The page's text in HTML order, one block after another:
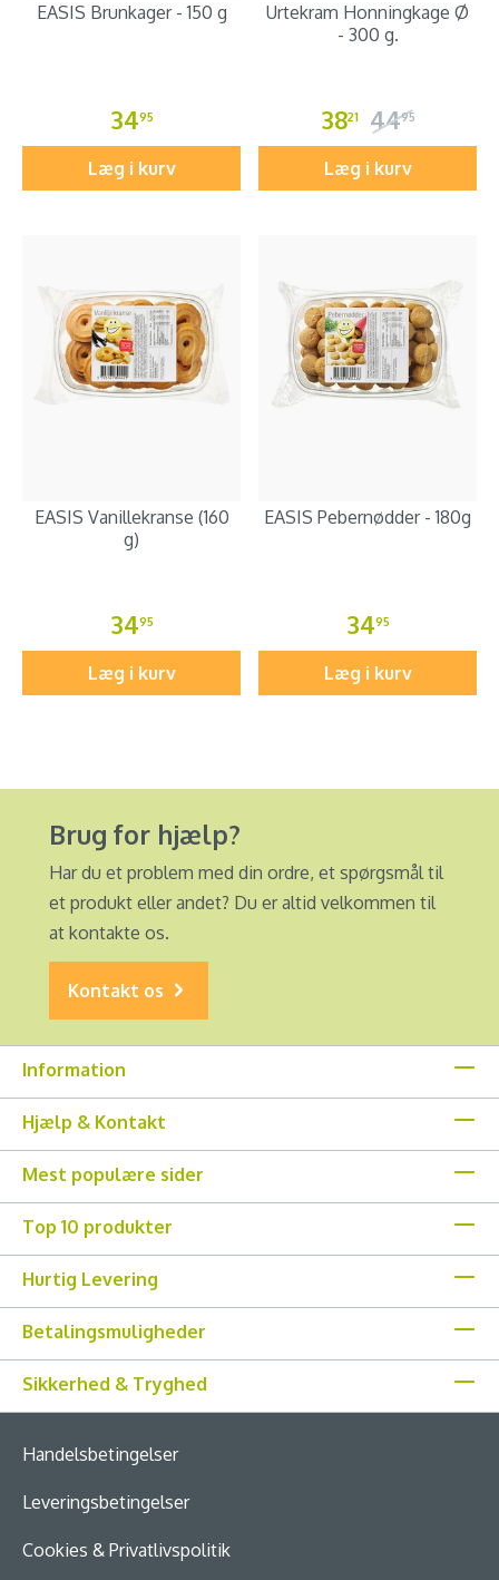
EASIS Brunkager - 150 g
3495
Læg i kurv
Urtekram Honningkage Ø
- 300 g.
3821 4495
Læg i kurv
EASIS Vanillekranse (160
g)
3495
Læg i kurv
EASIS Pebernødder - 180g
3495
Læg i kurv
Brug for hjælp?
Har du et problem med din ordre, et spørgsmål til
et produkt eller andet? Du er altid velkommen til
at kontakte os.
Kontakt os
Information
Hjælp & Kontakt
Mest populære sider
Top 10 produkter
Hurtig Levering
Betalingsmuligheder
Sikkerhed & Tryghed
Handelsbetingelser
Leveringsbetingelser
Cookies & Privatlivspolitik